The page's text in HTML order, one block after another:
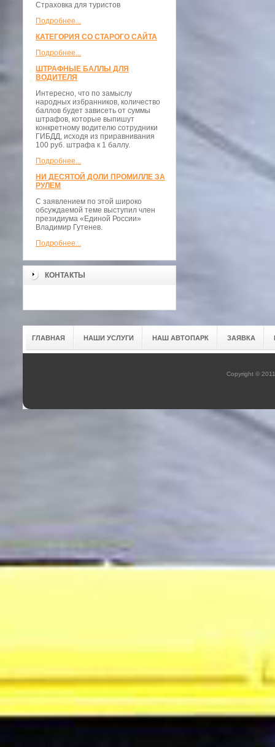
Страховка для туристов
Подробнее...
КАТЕГОРИЯ СО СТАРОГО САЙТА
Подробнее...
ШТРАФНЫЕ БАЛЛЫ ДЛЯ
ВОДИТЕЛЯ
Интересно, что по замыслу
народных избранников, количество
баллов будет зависеть от суммы
штрафов, которые выпишут
конкретному водителю сотрудники
ГИБДД, исходя из приравнивания
100 руб. штрафа к 1 баллу.
Подробнее...
НИ ДЕСЯТОЙ ДОЛИ ПРОМИЛЛЕ ЗА
РУЛЕМ
С заявлением по этой широко
обсуждаемой теме выступил член
президиума «Единой России»
Владимир Гутенев.
Подробнее...
КОНТАКТЫ
ГЛАВНАЯ НАШИ УСЛУГИ НАШ АВТОПАРК ЗАЯВКА
Copyright ©